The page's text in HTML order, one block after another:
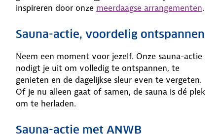
inspireren door onze meerdaagse arrangementen.
Sauna-actie, voordelig ontspannen
Neem een moment voor jezelf. Onze sauna-actie
nodigt je uit om volledig te ontspannen, te
genieten en de dagelijkse sleur even te vergeten.
Of je nu alleen gaat of samen, de sauna is dé plek
om te herladen.
Sauna-actie met ANWB